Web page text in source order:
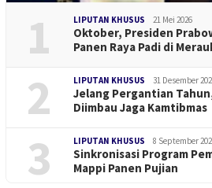
1 LIPUTAN KHUSUS 21 Mei 2026
Oktober, Presiden
Panen Raya Padi di
2 LIPUTAN KHUSUS 31 Desember
Jelang Pergantian
Diimbau Jaga Kamtibmas
3 LIPUTAN KHUSUS 8 September
Sinkronisasi Program
Mappi Panen Pujian